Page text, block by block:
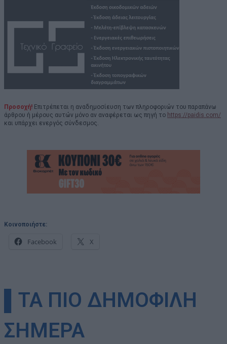
Προσοχή! Επιτρέπεται η αναδημοσίευση των πληροφοριών του παραπάνω
άρθρου ή μέρους αυτών μόνο αν αναφέρεται ως πηγή το https://paidis.com/
και υπάρχει ενεργός σύνδεσμος.
Κοινοποιήστε:
Facebook X
▌ΤΑ ΠΙΟ ΔΗΜΟΦΙΛΗ
ΣΗΜΕΡΑ